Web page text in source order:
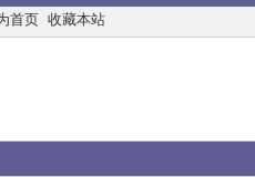
首页 收藏本站